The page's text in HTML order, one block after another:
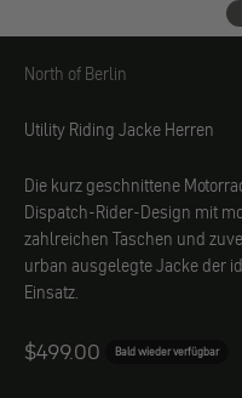
North of Berlin
North of Berlin
Utility Riding Jacke Herren
Die kurz geschnittene
Dispatch-Rider-Design mit
zahlreichen Taschen und
urban ausgelegte Jacke der
Einsatz.
Angebot
$499.00 Bald wieder verfügbar